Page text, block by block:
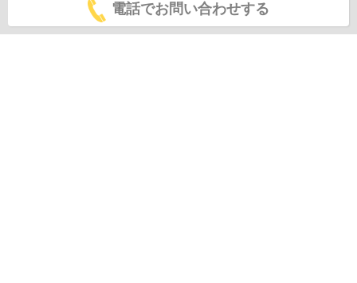
電話でお問い合わせする